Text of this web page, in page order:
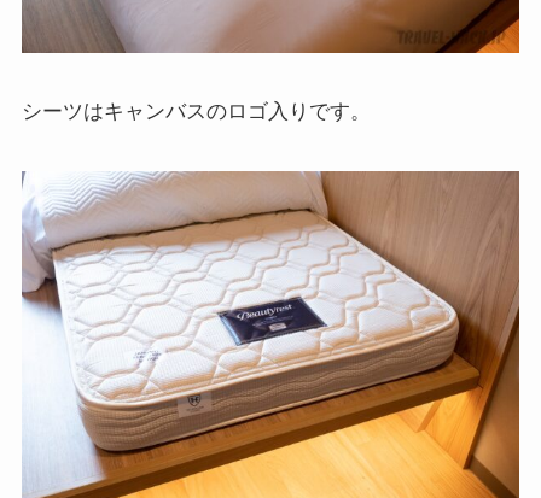
シーツはキャンバスのロゴ入りです。